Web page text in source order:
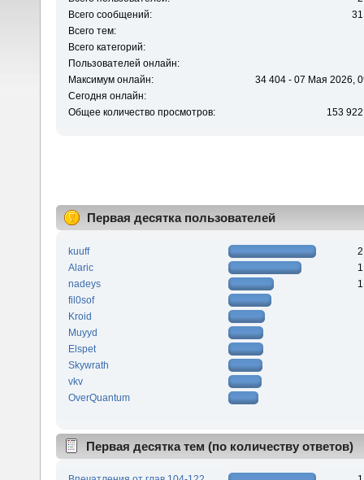
Всего сообщений:
Всего тем:
Всего категорий:
Пользователей онлайн:
Максимум онлайн:
34 404 - 07 Мая 2026,
Сегодня онлайн:
Общее количество просмотров:
153
Первая десятка пользователей
kuuff
Alaric
nadeys
fil0sof
Kroid
Muyyd
Elspet
Skywrath
vkv
OverQuantum
Первая десятка тем (по количеству ответов)